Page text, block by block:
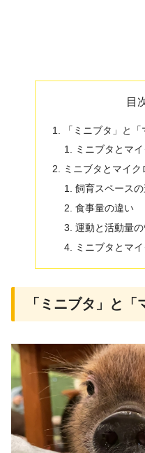
目
「ミニブタ」と
ミニブタとマ
ミニブタとマイ
飼育スペース
食事量の違い
運動と活動量
ミニブタとマ
「ミニブタ」と